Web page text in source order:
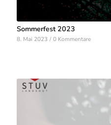
Sommerfest 2023
8. Mai 2023 / 0 Kommentare